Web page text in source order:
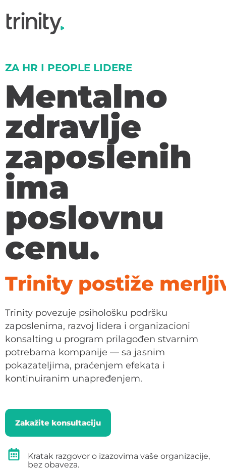
ZA HR I PEOPLE LIDERE
Mentalno
zdravlje
zaposlenih
ima
poslovnu
cenu.
Trinity postiže
Trinity povezuje psihološku podršku
zaposlenima, razvoj lidera i organizacioni
konsalting u program prilagođen stvarnim
potrebama kompanije — sa jasnim
pokazateljima, praćenjem efekata i
kontinuiranim unapređenjem.
Zakažite konsultaciju
Kratak razgovor o izazovima vaše organizacije,
bez obaveza.